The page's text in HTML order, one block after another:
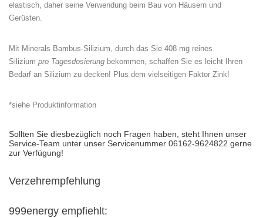
elastisch, daher seine Verwendung beim Bau von Häusern und
Gerüsten.
Mit Minerals Bambus-Silizium, durch das Sie 408 mg reines
Silizium pro Tagesdosierung bekommen, schaffen Sie es leicht Ihren
Bedarf an Silizium zu decken! Plus dem vielseitigen Faktor Zink!
*siehe Produktinformation
Sollten Sie diesbezüglich noch Fragen haben, steht Ihnen unser
Service-Team unter unser Servicenummer 06162-9624822 gerne
zur Verfügung!
Verzehrempfehlung
999energy empfiehlt: